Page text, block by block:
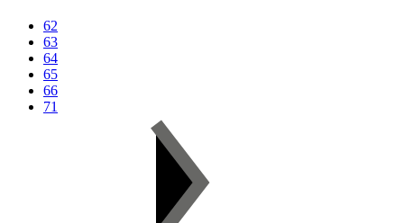
62
63
64
65
66
71